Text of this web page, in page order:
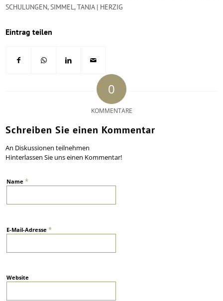
SCHULUNGEN,SIMMEL,TANJA | HERZIG
Eintrag teilen
0
KOMMENTARE
Schreiben Sie einen Kommentar
An Diskussionen teilnehmen
Hinterlassen Sie uns einen Kommentar!
Name*
E-Mail-Adresse*
Website